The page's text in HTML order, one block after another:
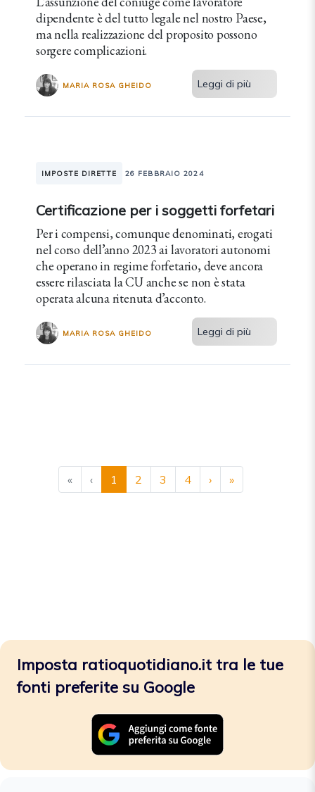
dipendente è del tutto legale nel nostro Paese,
ma nella realizzazione del proposito possono
sorgere complicazioni.
MARIA ROSA GHEIDO Leggi di più
IMPOSTE DIRETTE 26 FEBBRAIO 2024
Certificazione per i soggetti forfetari
Per i compensi, comunque denominati, erogati
nel corso dell’anno 2023 ai lavoratori autonomi
che operano in regime forfetario, deve ancora
essere rilasciata la CU anche se non è stata
operata alcuna ritenuta d’acconto.
MARIA ROSA GHEIDO Leggi di più
« ‹ 1 2 3 4 › »
Imposta ratioquotidiano.it tra le tue
fonti preferite su Google